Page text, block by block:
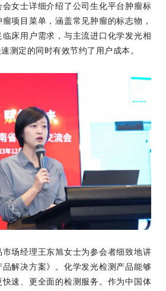
女士详细介绍了公司生化平台肿瘤标
项目菜单，涵盖常见肿瘤的标志物，
床用户需求，与主流进口化学发光相
测定的同时有效节约了用户成本。
场经理王东旭女士为参会者细致地讲
解决方案》。化学发光检测产品能够
速、更全面的检测服务。作为中国体